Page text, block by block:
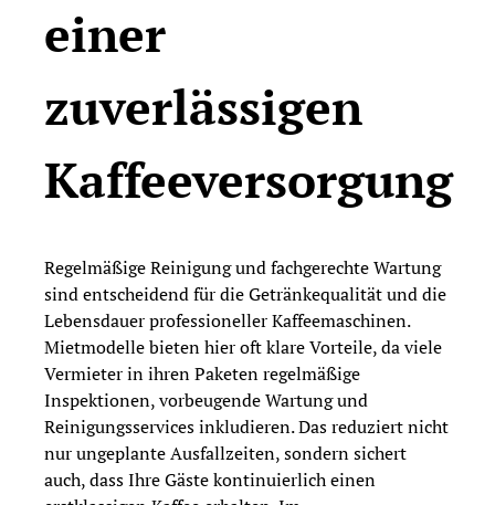
einer
zuverlässigen
Kaffeeversorgung
Regelmäßige Reinigung und fachgerechte Wartung
sind entscheidend für die Getränkequalität und die
Lebensdauer professioneller Kaffeemaschinen.
Mietmodelle bieten hier oft klare Vorteile, da viele
Vermieter in ihren Paketen regelmäßige
Inspektionen, vorbeugende Wartung und
Reinigungsservices inkludieren. Das reduziert nicht
nur ungeplante Ausfallzeiten, sondern sichert
auch, dass Ihre Gäste kontinuierlich einen